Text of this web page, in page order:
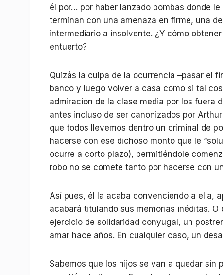
él por… por haber lanzado bombas donde
terminan con una amenaza en firme, una
intermediario a insolvente. ¿Y cómo
entuerto?
Quizás la culpa de la ocurrencia –pasar el
banco y luego volver a casa como si tal
admiración de la clase media por los fuera
antes incluso de ser canonizados por
que todos llevemos dentro un criminal de
hacerse con ese dichoso monto que le
ocurre a corto plazo), permitiéndole
robo no se comete tanto por hacerse con
Así pues, él la acaba convenciendo a ella,
acabará titulando sus memorias inéditas.
ejercicio de solidaridad conyugal, un
amar hace años. En cualquier caso, un
Sabemos que los hijos se van a quedar sin